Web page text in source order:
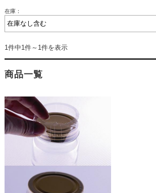
在庫：
1件中1件～1件を表示
商品一覧